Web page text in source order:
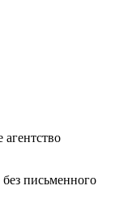
письменного